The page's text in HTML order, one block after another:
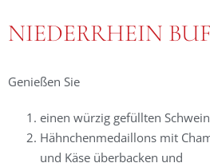
NIEDERRHEIN
Genießen Sie
einen würzig gefüllten
Hähnchenmedaillons mit
und Käse überbacken und